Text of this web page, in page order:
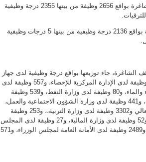
وتستحوذ وزارة العدل على نحو 9% من الدرجات الوظيفية الشاغرة بواقع 2656 وظيفة من بينها 2355 درجة وظيفية
وسجلت وزارة الصحة نحو 7% من الدرجات الوظيفية الشاغرة بواقع 2136 درجة وظيفية من بينها 5 درجات وظيفية
ملغاة ضمن الوظائف الشاغرة، جاء توزيعها بواقع درجة وظيفية لدى جهاز
حماية المنافسة، و8 وظائف لدى وحدة التحريات المالية، و53 وظيفة لدى الإدارة المركزية للإحصاء، و557 وظيفة لدى
الإدارة العامة للطيران المدني، و54 وظيفة لدى وزارة الكهرباء والماء، و80 وظيفة لدى وزارة النفط، و539 وظيفة
لدى وزارة الأشغال العامة، و493 وظيفة لدى وزارة المواصلات، و441 وظيفة لدى وزارة الشؤون الاجتماعية والعمل،
و5 وظائف لدى وزارة الصحة، و24 وظيفة لدى وزارة التعليم العالي و3302 وظيفة لدى وزارة التربية،، و253 وظيفة
لدى وزارة التجارة، و594 وظيفة لدى الإدارة العامة للجمارك، و52 وظيفة لدى وزارة المالية، و27 وظيفة لدى المجلس
الأعلى للتخطيط والتنمية، و119 وظيفة لدى الفتوى والتشريع، و2489 وظيفة لدى الأمانة العامة لمجلس الوزراء، و571